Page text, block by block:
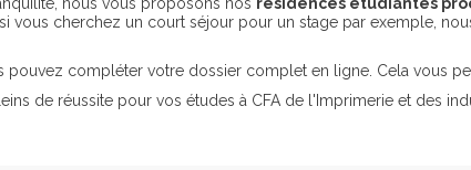
si vous cherchez un court séjour pour un stage par exemple,
pouvez compléter votre dossier complet en ligne. Cela vous
de réussite pour vos études à CFA de l'Imprimerie et des